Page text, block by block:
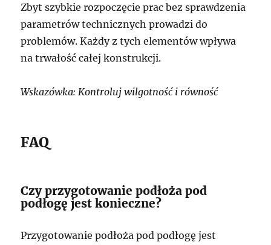
Zbyt szybkie rozpoczęcie prac bez sprawdzenia
parametrów technicznych prowadzi do
problemów. Każdy z tych elementów wpływa
na trwałość całej konstrukcji.
Wskazówka: Kontroluj wilgotność i równość
FAQ
Czy przygotowanie podłoża pod
podłogę jest konieczne?
Przygotowanie podłoża pod podłogę jest